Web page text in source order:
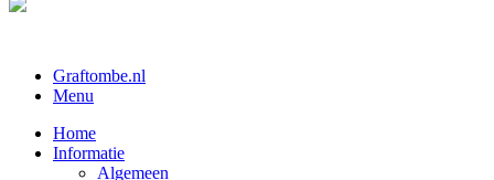
Graftombe.nl
Menu
Home
Informatie
Algemeen